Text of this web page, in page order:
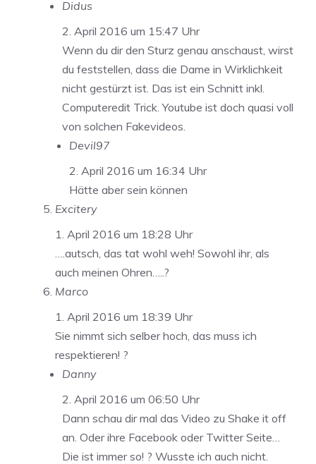
Didus
2. April 2016 um 15:47 Uhr
Wenn du dir den Sturz genau anschaust, wirst
du feststellen, dass die Dame in Wirklichkeit
nicht gestürzt ist. Das ist ein Schnitt inkl.
Computeredit Trick. Youtube ist doch quasi voll
von solchen Fakevideos.
Devil97
2. April 2016 um 16:34 Uhr
Hätte aber sein können
Excitery
1. April 2016 um 18:28 Uhr
….autsch, das tat wohl weh! Sowohl ihr, als
auch meinen Ohren…..?
Marco
1. April 2016 um 18:39 Uhr
Sie nimmt sich selber hoch, das muss ich
respektieren! ?
Danny
2. April 2016 um 06:50 Uhr
Dann schau dir mal das Video zu Shake it off
an. Oder ihre Facebook oder Twitter Seite…
Die ist immer so! ? Wusste ich auch nicht.